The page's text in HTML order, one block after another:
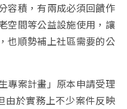
容積，有兩成必須回饋作
空間等公益設施使用，讓
也順勢補上社區需要的公
專案計畫」原本申請受理
由於實務上不少案件反映